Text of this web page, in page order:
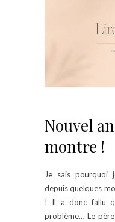
Nouvel
montre !
Je sais pourquoi
depuis quelques
! Il a donc fallu
problème… Le